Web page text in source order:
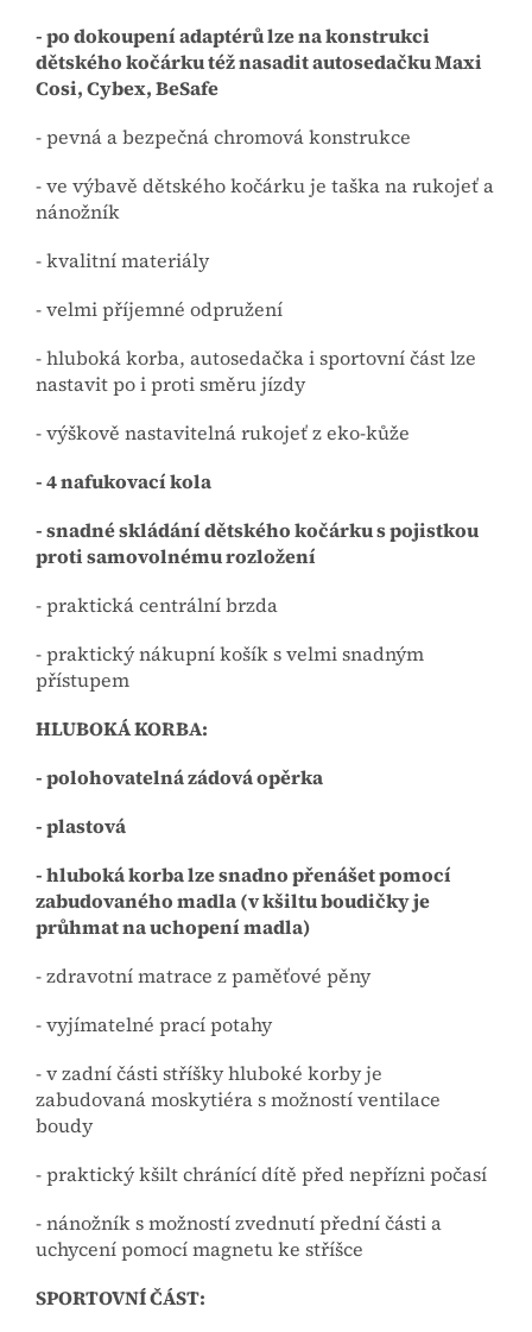
- po dokoupení adaptérů lze na konstrukci
dětského kočárku též nasadit autosedačku Maxi
Cosi, Cybex, BeSafe
- pevná a bezpečná chromová konstrukce
- ve výbavě dětského kočárku je taška na rukojeť a
nánožník
- kvalitní materiály
- velmi příjemné odpružení
- hluboká korba, autosedačka i sportovní část lze
nastavit po i proti směru jízdy
- výškově nastavitelná rukojeť z eko-kůže
- 4 nafukovací kola
- snadné skládání dětského kočárku s pojistkou
proti samovolnému rozložení
- praktická centrální brzda
- praktický nákupní košík s velmi snadným
přístupem
HLUBOKÁ KORBA:
- polohovatelná zádová opěrka
- plastová
- hluboká korba lze snadno přenášet pomocí
zabudovaného madla (v kšiltu boudičky je
průhmat na uchopení madla)
- zdravotní matrace z paměťové pěny
- vyjímatelné prací potahy
- v zadní části stříšky hluboké korby je
zabudovaná moskytiéra s možností ventilace
boudy
- praktický kšilt chránící dítě před nepřízni počasí
- nánožník s možností zvednutí přední části a
uchycení pomocí magnetu ke stříšce
SPORTOVNÍ ČÁST: